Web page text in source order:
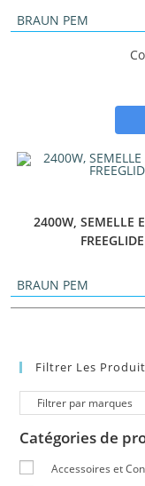
BRAUN PEM
2400W, SEMELLE
BRAUN PEM
Filtrer Les
Catégories de
Accessoires et